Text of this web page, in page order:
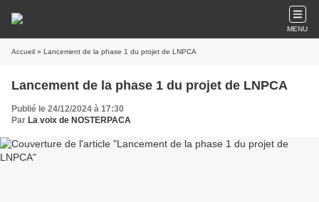
MENU
Accueil » Lancement de la phase 1 du projet de LNPCA
Lancement de la phase 1 du projet de LNPCA
Publié le 24/12/2024 à 17:30
Par La voix de NOSTERPACA